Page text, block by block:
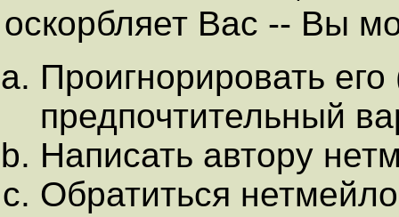
оскорбляет Вас -- Вы
Проигнорировать
предпочтительный
Hаписать автору
Обратиться